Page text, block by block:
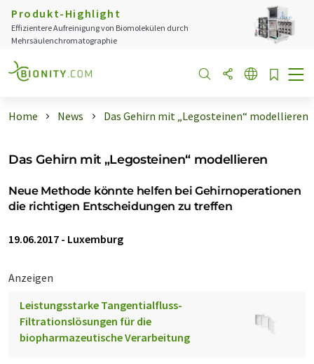
Produkt-Highlight
Effizientere Aufreinigung von Biomolekülen durch
Mehrsäulenchromatographie
Home News Das Gehirn mit „Legosteinen“ modellieren
Das Gehirn mit „Legosteinen“ modellieren
Neue Methode könnte helfen bei Gehirnoperationen
die richtigen Entscheidungen zu treffen
19.06.2017 - Luxemburg
Anzeigen
Leistungsstarke Tangentialfluss-
Filtrationslösungen für die
biopharmazeutische Verarbeitung